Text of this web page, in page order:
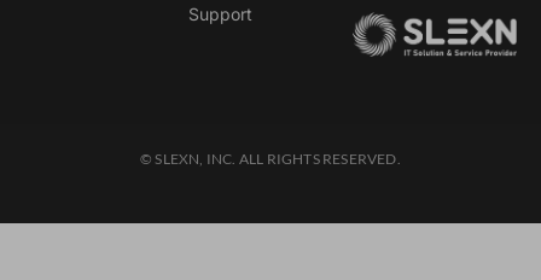
Support
© SLEXN, INC. ALL RIGHTS RESERVED.